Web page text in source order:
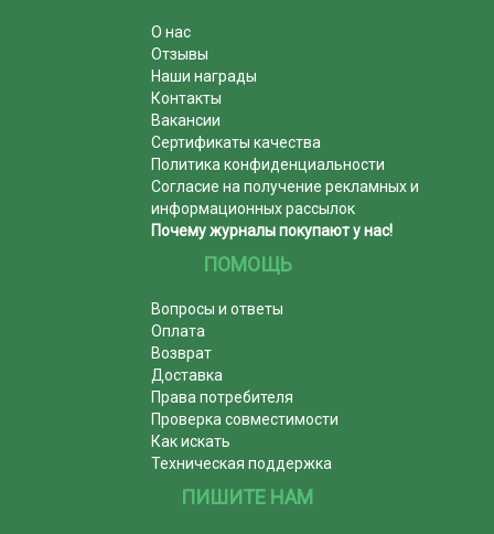
О нас
Отзывы
Наши награды
Контакты
Вакансии
Сертификаты качества
Политика конфиденциальности
Согласие на получение рекламных и
информационных рассылок
Почему журналы покупают у нас!
ПОМОЩЬ
Вопросы и ответы
Оплата
Возврат
Доставка
Права потребителя
Проверка совместимости
Как искать
Техническая поддержка
ПИШИТЕ НАМ